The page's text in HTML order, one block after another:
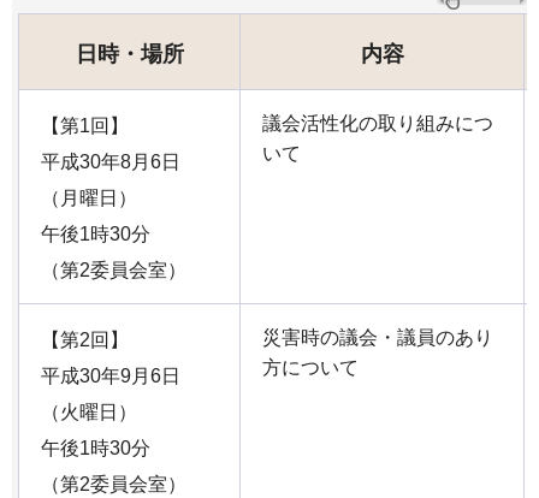
日時・場所 内容
【第1回】
平成30年8月6日
（月曜日）
午後1時30分
（第2委員会室）
議会活性化の取り組みにつ
いて
【第2回】
平成30年9月6日
（火曜日）
午後1時30分
（第2委員会室）
災害時の議会・議員のあり
方について